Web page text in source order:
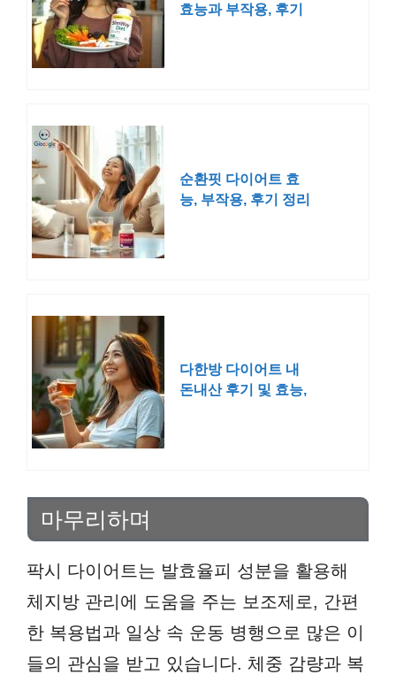
효능과 부작용, 후기
순환핏 다이어트 효
능, 부작용, 후기 정리
다한방 다이어트 내
돈내산 후기 및 효능,
마무리하며
팍시 다이어트는 발효율피 성분을 활용해
체지방 관리에 도움을 주는 보조제로, 간편
한 복용법과 일상 속 운동 병행으로 많은 이
들의 관심을 받고 있습니다. 체중 감량과 복